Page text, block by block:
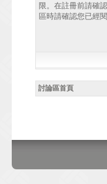
限。在註冊前請確
區時請確認您已經
討論區首頁